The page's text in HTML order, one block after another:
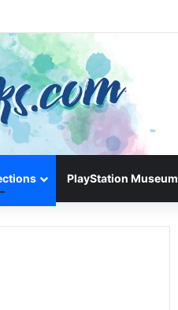
PlayStation Museum